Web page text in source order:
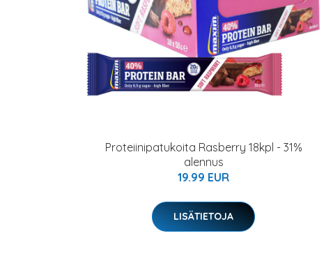
Proteiinipatukoita Rasberry 18kpl - 31%
alennus
19.99 EUR
LISÄTIETOJA